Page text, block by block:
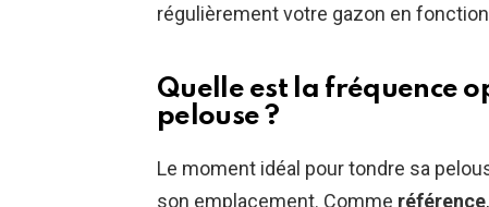
régulièrement votre gazon en
Quelle est la fréquence
pelouse ?
Le moment idéal pour tondre sa
son emplacement. Comme référence